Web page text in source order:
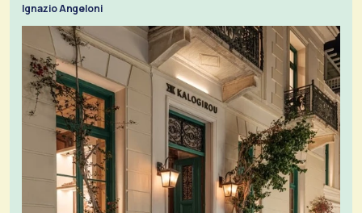
Ignazio Angeloni